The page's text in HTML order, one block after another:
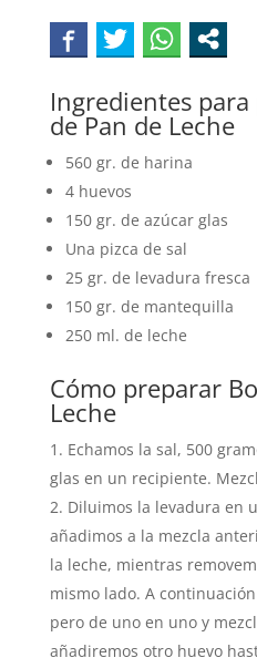
Ingredientes
de Pan de Leche
560 gr. de harina
4 huevos
150 gr. de azúcar glas
Una pizca de sal
25 gr. de levadura fresca
150 gr. de mantequilla
250 ml. de leche
Cómo preparar
Leche
Echamos la sal, 500
glas en un recipiente.
Diluimos la levadura en
añadimos a la mezcla
la leche, mientras
mismo lado. A
pero de uno en uno y
añadiremos otro huevo